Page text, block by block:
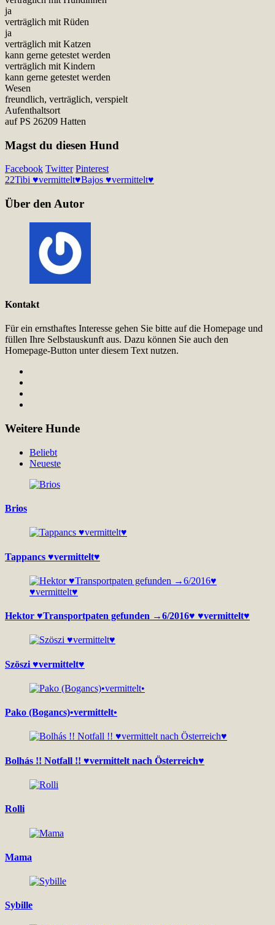
ja
verträglich mit Rüden
ja
verträglich mit Katzen
kann gerne getestet werden
verträglich mit Kindern
kann gerne getestet werden
Wesen
freundlich, verträglich, verspielt
Aufenthaltsort
auf PS 26209 Hatten
Magst du diesen Hund
Facebook Twitter Pinterest
22Tibi ♥vermittelt♥Bajos ♥vermittelt♥
Über den Autor
Kontakt
Für ein ernsthaftes Interesse gehen Sie bitte auf die Homepage und
füllen Ihre Selbstauskunft aus. Dazu können Sie auch den
Homepage-Button unter diesem Text nutzen.
Weitere Hunde
Beliebt
Neueste
Brios
Tappancs ♥vermittelt♥
Hektor ♥Transportpaten gefunden →6/2016♥ ♥vermittelt♥
Szöszi ♥vermittelt♥
Pako (Bogancs)•vermittelt•
Bolhás !! Notfall !! ♥vermittelt nach Österreich♥
Rolli
Mama
Sybille